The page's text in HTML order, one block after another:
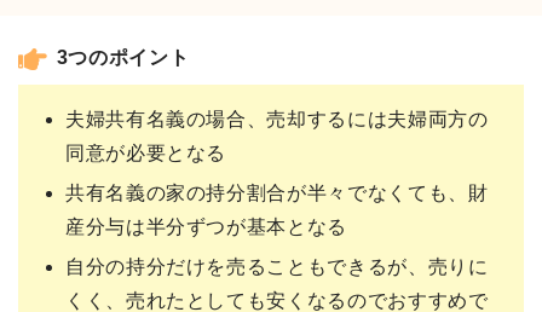
3つのポイント
夫婦共有名義の場合、売却するには夫婦両方の
同意が必要となる
共有名義の家の持分割合が半々でなくても、財
産分与は半分ずつが基本となる
自分の持分だけを売ることもできるが、売りに
くく、売れたとしても安くなるのでおすすめで